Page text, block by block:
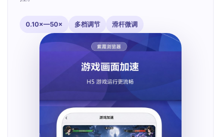
0.10×—50× 多档调节 滑杆微调